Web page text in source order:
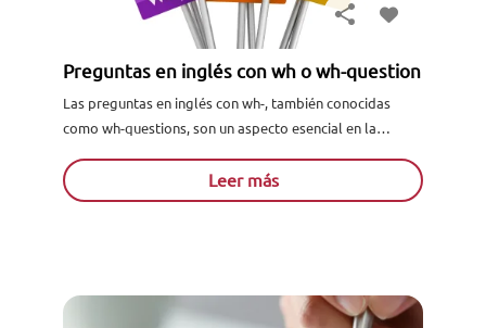
Preguntas en inglés con wh o wh-question
Las preguntas en inglés con wh-, también conocidas
como wh-questions, son un aspecto esencial en la
comenzar con una palabra interrogativa que com...
Leer más